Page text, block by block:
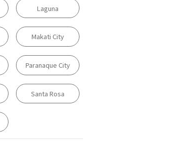
Laguna
Makati City
Paranaque City
Santa Rosa